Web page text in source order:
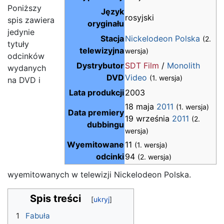
Język
oryginału
rosyjski
Stacja
telewizyjna
Nickelodeon Polska (2.
wersja)
Dystrybutor
DVD
SDT Film / Monolith
Video (1. wersja)
Lata produkcji2003
Data premiery
dubbingu
18 maja 2011 (1. wersja)
19 września 2011 (2.
wersja)
Wyemitowane
odcinki
11 (1. wersja)
94 (2. wersja)
Poniższy
spis zawiera
jedynie
tytuły
odcinków
wydanych
na DVD i
wyemitowanych w telewizji Nickelodeon Polska.
Spis treści
1
Fabuła